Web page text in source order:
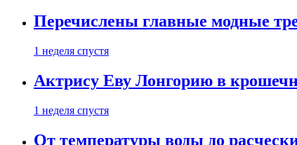
Перечислены главные модные
1 неделя спустя
Актрису Еву Лонгорию в
1 неделя спустя
От температуры воды до